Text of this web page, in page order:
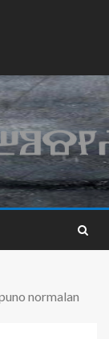
normalan